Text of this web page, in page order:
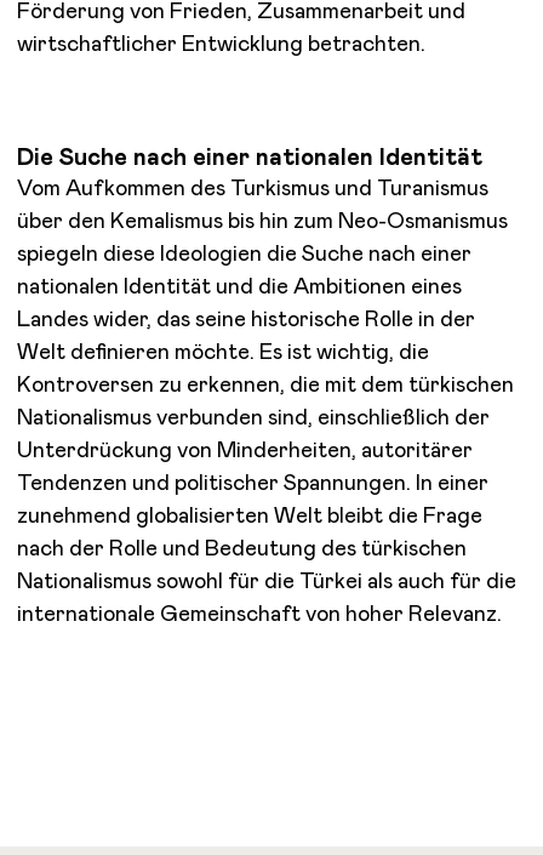
Förderung von Frieden, Zusammenarbeit und
wirtschaftlicher Entwicklung betrachten.
Die Suche nach einer nationalen Identität
Vom Aufkommen des Turkismus und Turanismus
über den Kemalismus bis hin zum Neo-Osmanismus
spiegeln diese Ideologien die Suche nach einer
nationalen Identität und die Ambitionen eines
Landes wider, das seine historische Rolle in der
Welt definieren möchte. Es ist wichtig, die
Kontroversen zu erkennen, die mit dem türkischen
Nationalismus verbunden sind, einschließlich der
Unterdrückung von Minderheiten, autoritärer
Tendenzen und politischer Spannungen. In einer
zunehmend globalisierten Welt bleibt die Frage
nach der Rolle und Bedeutung des türkischen
Nationalismus sowohl für die Türkei als auch für die
internationale Gemeinschaft von hoher Relevanz.